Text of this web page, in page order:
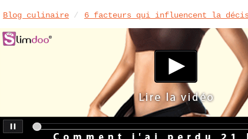
Blog culinaire 6 facteurs qui influencent la